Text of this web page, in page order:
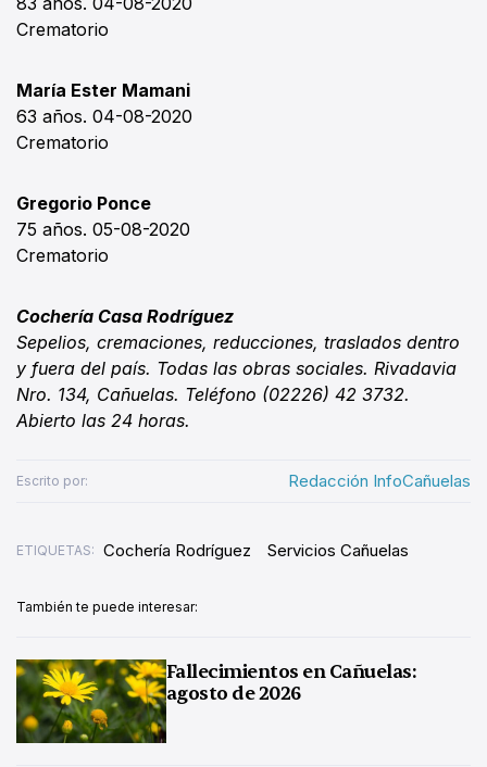
Crematorio
María Ester Mamani
63 años. 04-08-2020
Crematorio
Gregorio Ponce
75 años. 05-08-2020
Crematorio
Cochería Casa Rodríguez
Sepelios, cremaciones, reducciones, traslados dentro
y fuera del país. Todas las obras sociales. Rivadavia
Nro. 134, Cañuelas. Teléfono (02226) 42 3732.
Abierto las 24 horas.
Escrito por: Redacción InfoCañuelas
ETIQUETAS: Cochería Rodríguez Servicios Cañuelas
También te puede interesar:
Fallecimientos en Cañuelas:
agosto de 2026